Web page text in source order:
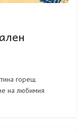
горещ
на любимия